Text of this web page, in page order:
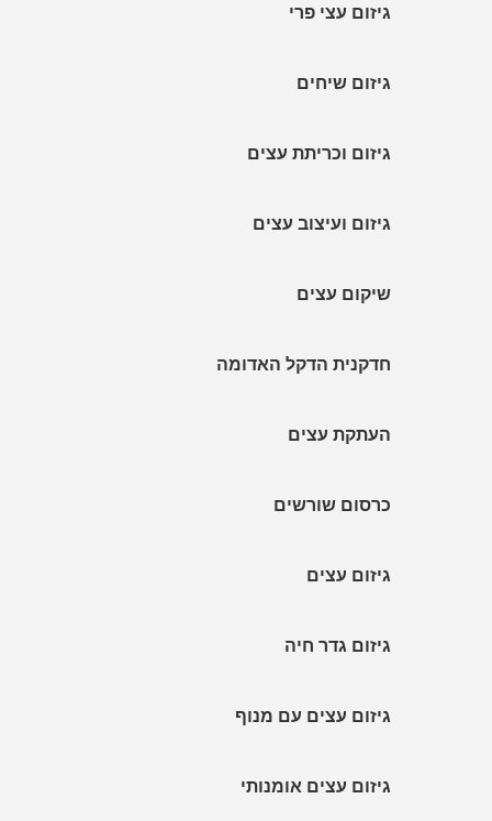
גיזום עצי פרי
גיזום שיחים
גיזום וכריתת עצים
גיזום ועיצוב עצים
שיקום עצים
חדקנית הדקל האדומה
העתקת עצים
כרסום שורשים
גיזום עצים
גיזום גדר חיה
גיזום עצים עם מנוף
גיזום עצים אומנותי